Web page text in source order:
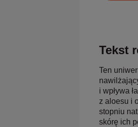
Tekst
Ten
i wpływa
z aloesu i
stopniu
skórę ich